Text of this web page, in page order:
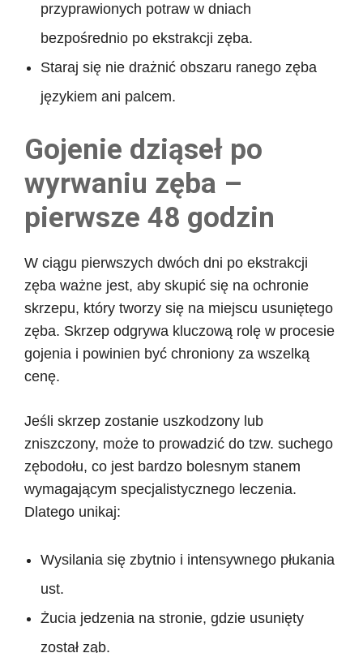
przyprawionych potraw w dniach
bezpośrednio po ekstrakcji zęba.
Staraj się nie drażnić obszaru ranego zęba
językiem ani palcem.
Gojenie dziąseł po
wyrwaniu zęba –
pierwsze 48 godzin
W ciągu pierwszych dwóch dni po ekstrakcji
zęba ważne jest, aby skupić się na ochronie
skrzepu, który tworzy się na miejscu usuniętego
zęba. Skrzep odgrywa kluczową rolę w procesie
gojenia i powinien być chroniony za wszelką
cenę.
Jeśli skrzep zostanie uszkodzony lub
zniszczony, może to prowadzić do tzw. suchego
zębodołu, co jest bardzo bolesnym stanem
wymagającym specjalistycznego leczenia.
Dlatego unikaj:
Wysilania się zbytnio i intensywnego płukania
ust.
Żucia jedzenia na stronie, gdzie usunięty
został ząb.